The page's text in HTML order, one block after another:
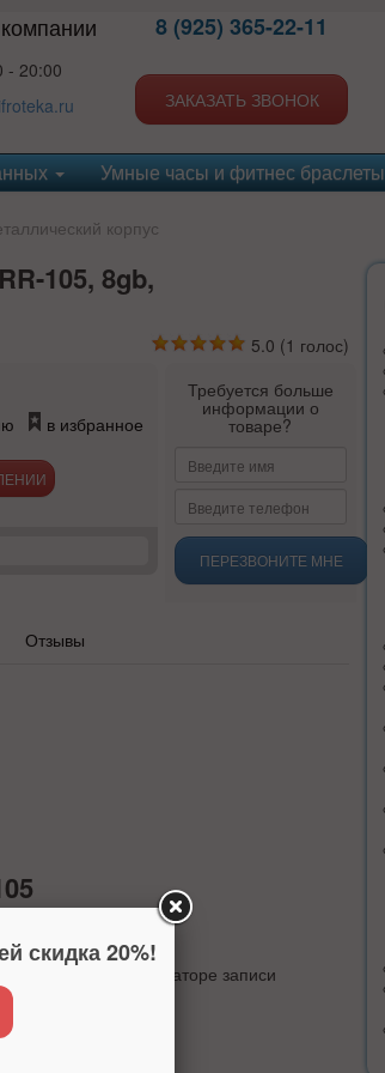
- 20:00
8 (925) 365-22-11
ЗАКАЗАТЬ ЗВОНОК
Умные часы и фитнес браслеты
корпус
105, 8gb,
5.0 (1 голос)
в избранное
Требуется больше
информации о
товаре?
ПЕРЕЗВОНИТЕ МНЕ
Отзывы
при вкл. индикаторе записи
скидка 20%!